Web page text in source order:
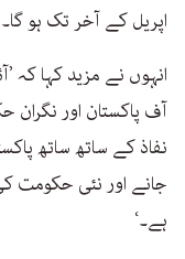
اپریل کے آخر تک ہو گا۔
انہوں نے مزید کہا کہ
آف پاکستان اور
نفاذ کے ساتھ ساتھ
جانے اور نئی حکومت
ہے۔‘